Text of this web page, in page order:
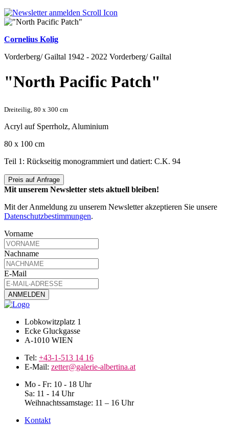
Cornelius Kolig
Vorderberg/ Gailtal 1942 - 2022 Vorderberg/ Gailtal
"North Pacific Patch"
Dreiteilig, 80 x 300 cm
Acryl auf Sperrholz, Aluminium
80 x 100 cm
Teil 1: Rückseitig monogrammiert und datiert: C.K. 94
Preis auf Anfrage
Mit unserem Newsletter stets aktuell bleiben!
Mit der Anmeldung zu unserem Newsletter akzeptieren Sie unsere
Datenschutzbestimmungen.
Vorname
Nachname
E-Mail
Lobkowitzplatz 1
Ecke Gluckgasse
A-1010 WIEN
Tel: +43-1-513 14 16
E-Mail: zetter@galerie-albertina.at
Mo - Fr: 10 - 18 Uhr
Sa: 11 - 14 Uhr
Weihnachtssamstage: 11 – 16 Uhr
Kontakt